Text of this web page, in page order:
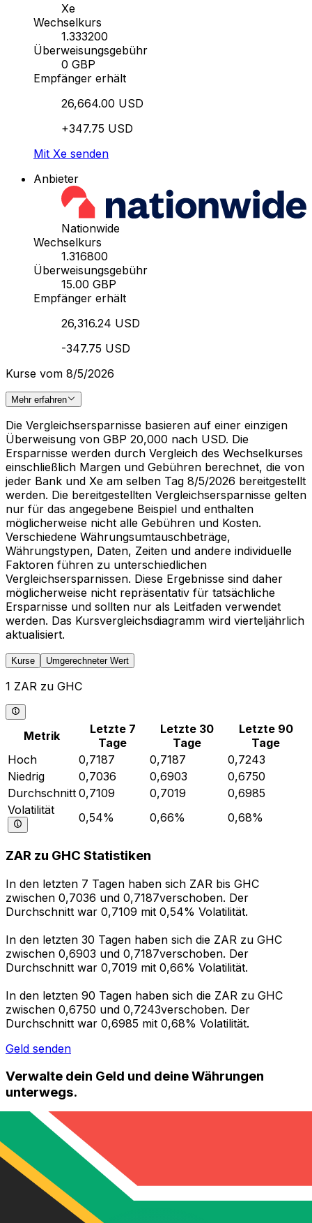
Xe
Wechselkurs
1.333200
Überweisungsgebühr
0 GBP
Empfänger erhält
26,664.00 USD
+347.75 USD
Mit Xe senden
Anbieter
Nationwide
Wechselkurs
1.316800
Überweisungsgebühr
15.00 GBP
Empfänger erhält
26,316.24 USD
-347.75 USD
Kurse vom 8/5/2026
Mehr erfahren
Die Vergleichsersparnisse basieren auf einer einzigen
Überweisung von GBP 20,000 nach USD. Die
Ersparnisse werden durch Vergleich des Wechselkurses
einschließlich Margen und Gebühren berechnet, die von
jeder Bank und Xe am selben Tag 8/5/2026 bereitgestellt
werden. Die bereitgestellten Vergleichsersparnisse gelten
nur für das angegebene Beispiel und enthalten
möglicherweise nicht alle Gebühren und Kosten.
Verschiedene Währungsumtauschbeträge,
Währungstypen, Daten, Zeiten und andere individuelle
Faktoren führen zu unterschiedlichen
Vergleichsersparnissen. Diese Ergebnisse sind daher
möglicherweise nicht repräsentativ für tatsächliche
Ersparnisse und sollten nur als Leitfaden verwendet
werden. Das Kursvergleichsdiagramm wird vierteljährlich
aktualisiert.
Kurse Umgerechneter Wert
1 ZAR zu GHC
Metrik
Letzte 7
Tage
Letzte 30
Tage
Letzte 90
Tage
Hoch
0,7187 0,7187
0,7243
Niedrig
0,7036 0,6903
0,6750
Durchschnitt 0,7109 0,7019
0,6985
Volatilität
0,54% 0,66% 0,68%
ZAR zu GHC Statistiken
In den letzten 7 Tagen haben sich ZAR bis GHC
zwischen 0,7036 und 0,7187verschoben. Der
Durchschnitt war 0,7109 mit 0,54% Volatilität.
In den letzten 30 Tagen haben sich die ZAR zu GHC
zwischen 0,6903 und 0,7187verschoben. Der
Durchschnitt war 0,7019 mit 0,66% Volatilität.
In den letzten 90 Tagen haben sich die ZAR zu GHC
zwischen 0,6750 und 0,7243verschoben. Der
Durchschnitt war 0,6985 mit 0,68% Volatilität.
Geld senden
Verwalte dein Geld und deine Währungen
unterwegs.
Die Xe-App bietet alles, was du für globale Geldtransfers
und Währungsmanagement benötigst. Währungen
umrechnen, Kursbenachrichtigungen einrichten und
Geld ins Ausland überweisen, ohne versteckte
Gebühren. Heute herunterladen!